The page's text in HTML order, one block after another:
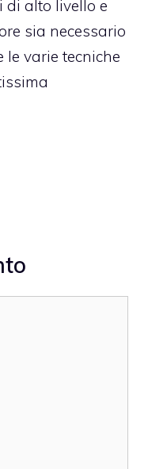
di alto livello e
sia necessario
le varie tecniche